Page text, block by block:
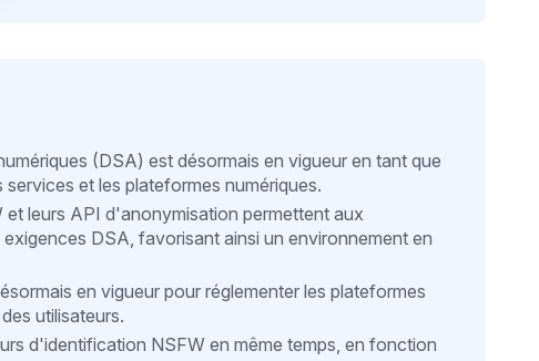
(DSA) est désormais en vigueur en tant que
et les plateformes numériques.
leurs API d'anonymisation permettent aux
DSA, favorisant ainsi un environnement en
en vigueur pour réglementer les plateformes
utilisateurs.
d'identification NSFW en même temps, en fonction